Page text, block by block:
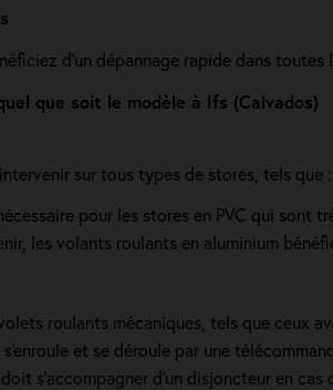
d'un dépannage rapide dans
que soit le modèle à Ifs (Calvados)
sur tous types de stores, tels que :
pour les stores en PVC qui
les volants roulants en aluminium
roulants mécaniques, tels que ceux
et se déroule par une
s'accompagner d'un disjoncteur en cas